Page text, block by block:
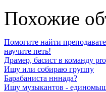
Похожие
Помогите найти
научите петь!
Драмер, басист в команду
Ищу или собираю группу
Барабаниста нннада?
Ищу музыкантов -